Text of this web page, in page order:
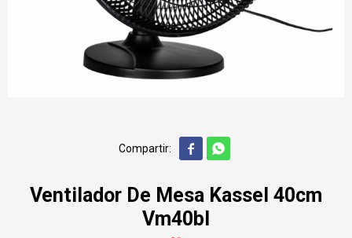
 
Ventilador De Mesa Kassel 40cm
Vm40bl